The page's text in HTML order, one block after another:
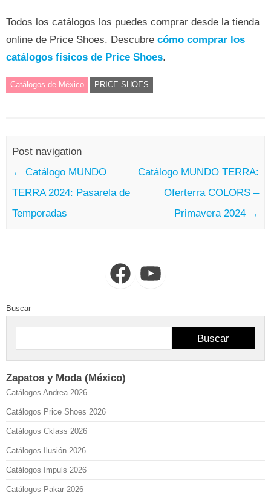
Todos los catálogos los puedes comprar desde la tienda
online de Price Shoes. Descubre cómo comprar los
catálogos físicos de Price Shoes.
Catálogos de México PRICE SHOES
Post navigation
← Catálogo MUNDO
TERRA 2024: Pasarela de
Temporadas
Catálogo MUNDO TERRA:
Oferterra COLORS –
Primavera 2024 →
FacebookYouTube
Buscar
Buscar
Zapatos y Moda (México)
Catálogos Andrea 2026
Catálogos Price Shoes 2026
Catálogos Cklass 2026
Catálogos Ilusión 2026
Catálogos Impuls 2026
Catálogos Pakar 2026